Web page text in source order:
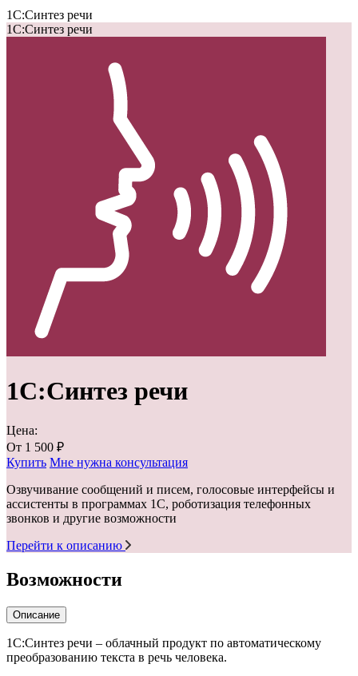
1С:Синтез речи
1С:Синтез речи
1С:Синтез речи
Цена:
От 1 500 ₽
Купить Мне нужна консультация
Озвучивание сообщений и писем, голосовые интерфейсы и
ассистенты в программах 1С, роботизация телефонных
звонков и другие возможности
Перейти к описанию
Возможности
Описание
1С:Синтез речи – облачный продукт по автоматическому
преобразованию текста в речь человека.